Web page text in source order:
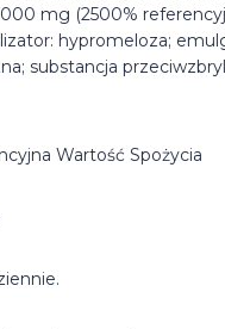
mg (2500%
hypromeloza;
substancja
Wartość Spożycia